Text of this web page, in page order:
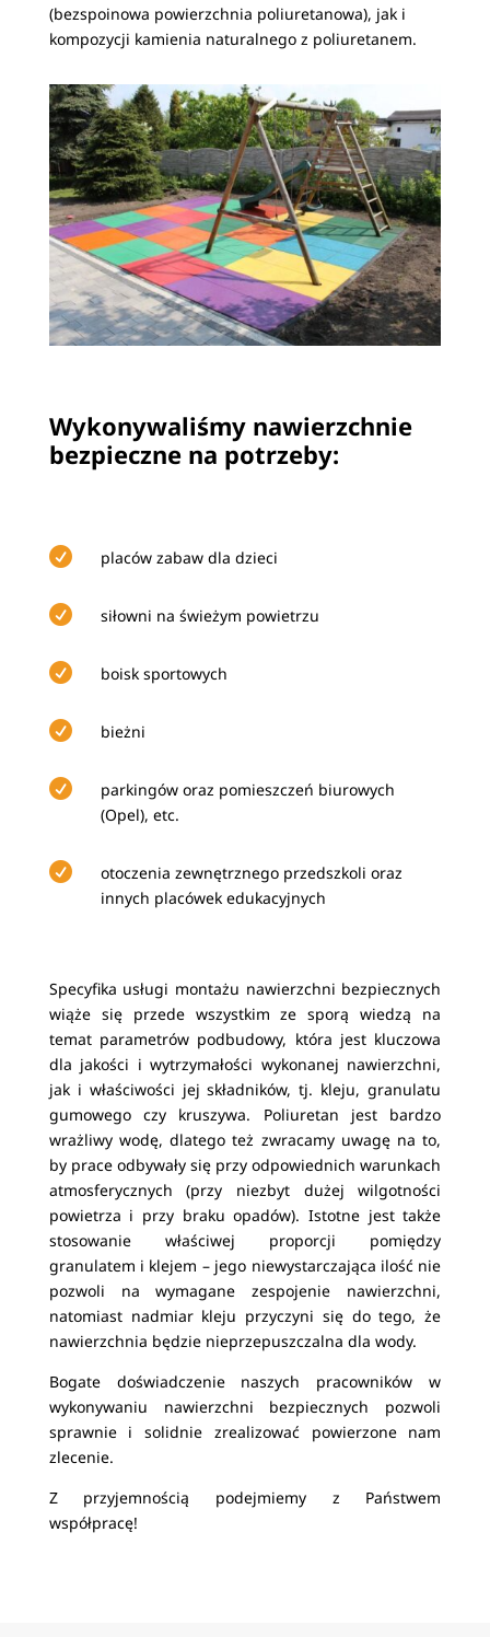
(bezspoinowa powierzchnia poliuretanowa), jak i
kompozycji kamienia naturalnego z poliuretanem.
Wykonywaliśmy nawierzchnie
bezpieczne na potrzeby:
 placów zabaw dla dzieci
 siłowni na świeżym powietrzu
 boisk sportowych
 bieżni

parkingów oraz pomieszczeń biurowych
(Opel), etc.

otoczenia zewnętrznego przedszkoli oraz
innych placówek edukacyjnych
Specyfika usługi montażu nawierzchni bezpiecznych
wiąże się przede wszystkim ze sporą wiedzą na
temat parametrów podbudowy, która jest kluczowa
dla jakości i wytrzymałości wykonanej nawierzchni,
jak i właściwości jej składników, tj. kleju, granulatu
gumowego czy kruszywa. Poliuretan jest bardzo
wrażliwy wodę, dlatego też zwracamy uwagę na to,
by prace odbywały się przy odpowiednich warunkach
atmosferycznych (przy niezbyt dużej wilgotności
powietrza i przy braku opadów). Istotne jest także
stosowanie właściwej proporcji pomiędzy
granulatem i klejem – jego niewystarczająca ilość nie
pozwoli na wymagane zespojenie nawierzchni,
natomiast nadmiar kleju przyczyni się do tego, że
nawierzchnia będzie nieprzepuszczalna dla wody.
Bogate doświadczenie naszych pracowników w
wykonywaniu nawierzchni bezpiecznych pozwoli
sprawnie i solidnie zrealizować powierzone nam
zlecenie.
Z przyjemnością podejmiemy z Państwem
współpracę!